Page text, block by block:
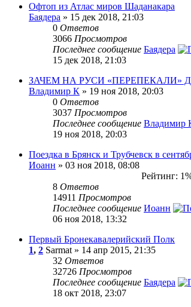
Офтоп из Атлас миров Шаданакара
Баядера » 15 дек 2018, 21:03
0 Ответов
3066 Просмотров
Последнее сообщение Баядера
15 дек 2018, 21:03
ЗАЧЕМ НА РУСИ «ПЕРЕПЕКАЛИ»
Владимир К » 19 ноя 2018, 20:03
0 Ответов
3037 Просмотров
Последнее сообщение Владимир
19 ноя 2018, 20:03
Поездка в Брянск и Трубчевск в
Иоанн » 03 ноя 2018, 08:08
Рейтинг:
8 Ответов
14911 Просмотров
Последнее сообщение Иоанн
06 ноя 2018, 13:32
Первый Бронекавалерийский Полк
1, 2 Sarmat » 14 апр 2015, 21:35
32 Ответов
32726 Просмотров
Последнее сообщение Баядера
18 окт 2018, 23:07